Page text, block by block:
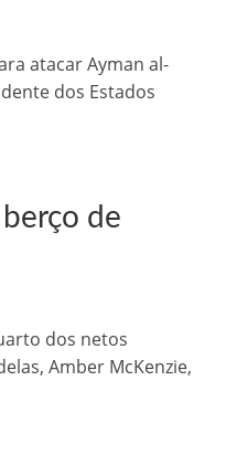
atacar Ayman al-
dos Estados
de
dos netos
Amber McKenzie,